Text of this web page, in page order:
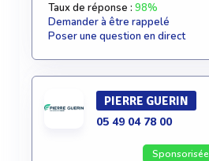
Taux de réponse : 98%
Demander à être rappelé
Poser une question en direct
PIERRE GUERIN
05 49 04 78 00
Sponsorisée